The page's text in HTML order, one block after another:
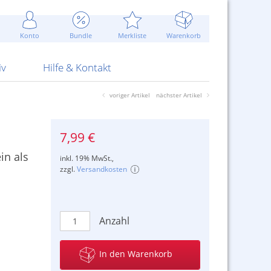
Konto Bundle Merkliste Warenkorb
Attrappen Blitzschnell...
Sommerpreise u.v.m.
ARS Pirotecnia
Hilfe & Kontakt
Kontaktformular
AGB
voriger Artikel nächster Artikel
als
7,99 €
inkl. 19% MwSt.,
zzgl.Versandkosten
Anzahl
In den Warenkorb